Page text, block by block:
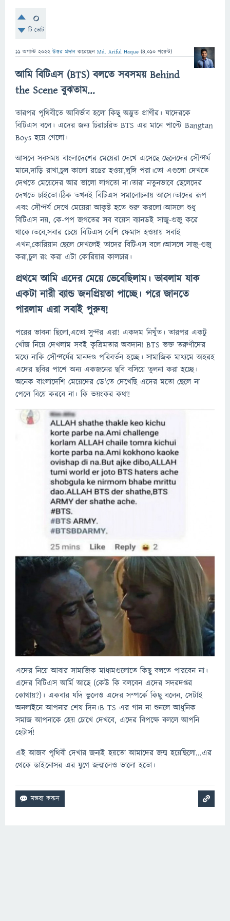
0
টি ভোট
11 অগাস্ট 2022 উত্তর প্রদান করেছেন Md. Ariful Haque (4,010 পয়েন্ট)
আমি বিটিএস (BTS) বলতে সবসময় Behind
the Scene বুঝতাম...
তারপর পৃথিবীতে আবির্ভাব হলো কিছু অদ্ভুত প্রাণীর। যাদেরকে
বিটিএস বলে। এদের জন্য চিরাচরিত BTS এর মানে পাল্টে Bangtan
Boys হয়ে গেলো।
আসলে সবসময় বাংলাদেশের মেয়েরা দেখে এসেছে ছেলেদের সৌন্দর্য
মানে,দাড়ি রাখা,চুল কালো রঙের হওয়া,লুঙ্গি পরা।তো এগুলো দেখতে
দেখতে মেয়েদের আর ভালো লাগতো না।তারা নতুনভাবে ছেলেদের
দেখতে চাইতো।ঠিক তখনই বিটিএস সমালোচনায় আসে।তাদের রূপ
এবং সৌন্দর্য দেখে মেয়েরা আকৃষ্ট হতে শুরু করলো।আসলে শুধু
বিটিএস নয়, কে-পপ জগতের সব বয়েস ব্যানডই সাজু-গুজু করে
থাকে।তবে,সবার চেয়ে বিটিএস বেশি ফেমাস হওয়ায় সবাই
এখন,কোরিয়ান ছেলে দেখলেই তাদের বিটিএস বলে।আসলে সাজু-গুজু
করা,চুল রং করা এটা কোরিয়ার কালচার।
প্রথমে আমি এদের মেয়ে ভেবেছিলাম। ভাবলাম যাক
একটা নারী ব্যান্ড জনপ্রিয়তা পাচ্ছে। পরে জানতে
পারলাম এরা সবাই পুরুষ!
পরের ভাবনা ছিলো,এতো সুন্দর এরা! একদম নিখুঁত। তারপর একটু
খোঁজ নিয়ে দেখলাম সবই কৃত্রিমতার অবদান! BTS ভক্ত তরুণীদের
মধ্যে নাকি সৌন্দর্যের মানদণ্ড পরিবর্তন হচ্ছে। সামাজিক মাধ্যমে অহরহ
এদের ছবির পাশে অন্য একজনের ছবি বসিয়ে তুলনা করা হচ্ছে।
অনেক বাংলাদেশি মেয়েদের ডে'তে দেখেছি এদের মতো ছেলে না
পেলে বিয়ে করবে না। কি ভয়ংকর কথা!
এদের নিয়ে আবার সামাজিক মাধ্যমগুলোতে কিছু বলতে পারবেন না।
এদের বিটিএস আর্মি আছে (কেউ কি বলবেন এদের সদরদপ্তর
কোথায়?)। একবার যদি ভুলেও এদের সম্পর্কে কিছু বলেন, সেটাই
অনলাইনে আপনার শেষ দিন।B TS এর গান না শুনলে আধুনিক
সমাজ আপনাকে হেয় চোখে দেখবে, এদের বিপক্ষে বললে আপনি
হেটার্স!
এই আজব পৃথিবী দেখার জন্যই হয়তো আমাদের জন্ম হয়েছিলো...এর
থেকে ডাইনোসর এর যুগে জন্মালেও ভালো হতো।